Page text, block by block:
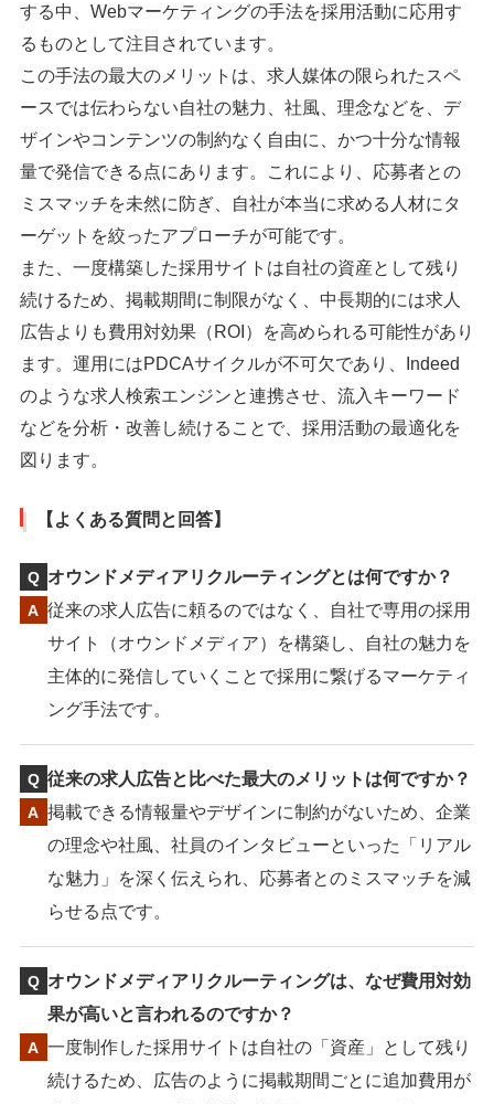
する中、Webマーケティングの手法を採用活動に応用す
るものとして注目されています。
この手法の最大のメリットは、求人媒体の限られたスペ
ースでは伝わらない自社の魅力、社風、理念などを、デ
ザインやコンテンツの制約なく自由に、かつ十分な情報
量で発信できる点にあります。これにより、応募者との
ミスマッチを未然に防ぎ、自社が本当に求める人材にタ
ーゲットを絞ったアプローチが可能です。
また、一度構築した採用サイトは自社の資産として残り
続けるため、掲載期間に制限がなく、中長期的には求人
広告よりも費用対効果（ROI）を高められる可能性があり
ます。運用にはPDCAサイクルが不可欠であり、Indeed
のような求人検索エンジンと連携させ、流入キーワード
などを分析・改善し続けることで、採用活動の最適化を
図ります。
【よくある質問と回答】
オウンドメディアリクルーティングとは何ですか？
従来の求人広告に頼るのではなく、自社で専用の採用
サイト（オウンドメディア）を構築し、自社の魅力を
主体的に発信していくことで採用に繋げるマーケティ
ング手法です。
従来の求人広告と比べた最大のメリットは何ですか？
掲載できる情報量やデザインに制約がないため、企業
の理念や社風、社員のインタビューといった「リアル
な魅力」を深く伝えられ、応募者とのミスマッチを減
らせる点です。
オウンドメディアリクルーティングは、なぜ費用対効
果が高いと言われるのですか？
一度制作した採用サイトは自社の「資産」として残り
続けるため、広告のように掲載期間ごとに追加費用が